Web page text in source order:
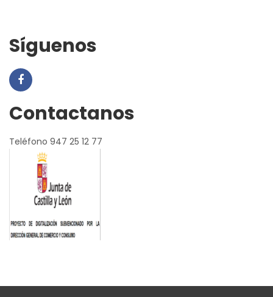
Síguenos
Contactanos
Teléfono 947 25 12 77